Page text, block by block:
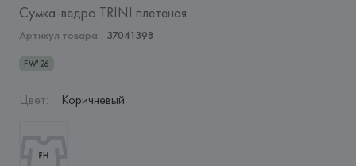
Сумка-ведро TRINI плетеная
Артикул товара: 37041398
FW'26
Цвет: Коричневый